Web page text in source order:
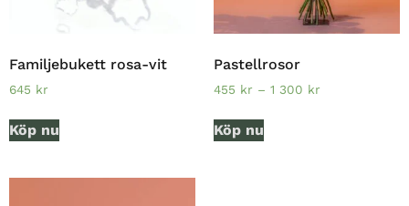
Familjebukett rosa-vit
645 kr
Köp nu
Pastellrosor
455 kr – 1 300 kr
Köp nu